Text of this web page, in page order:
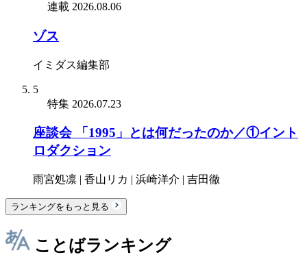
連載 2026.08.06
ゾス
イミダス編集部
5
特集 2026.07.23
座談会 「1995」とは何だったのか／①イント
ロダクション
雨宮処凛 | 香山リカ | 浜崎洋介 | 吉田徹
ランキングをもっと見る
ことばランキング